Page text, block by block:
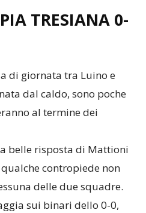
TRESIANA 0-
di giornata tra Luino e
dal caldo, sono poche
al termine dei
belle risposta di Mattioni
contropiede non
delle due squadre.
sui binari dello 0-0,